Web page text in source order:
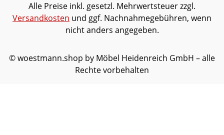
Alle Preise inkl. gesetzl. Mehrwertsteuer zzgl.
Versandkosten und ggf. Nachnahmegebühren, wenn
nicht anders angegeben.
© woestmann.shop by Möbel Heidenreich GmbH – alle
Rechte vorbehalten